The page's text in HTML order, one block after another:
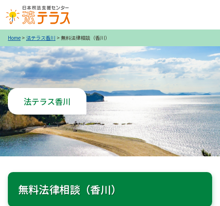
Home > 法テラス香川 > 無料法律相談（香川）
法テラス香川
無料法律相談（香川）